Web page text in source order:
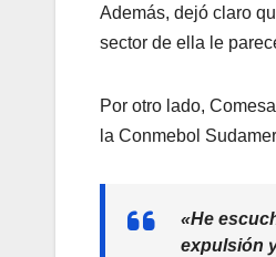
Además, dejó claro
sector de ella le
Por otro lado,
la Conmebol
«He
expulsión